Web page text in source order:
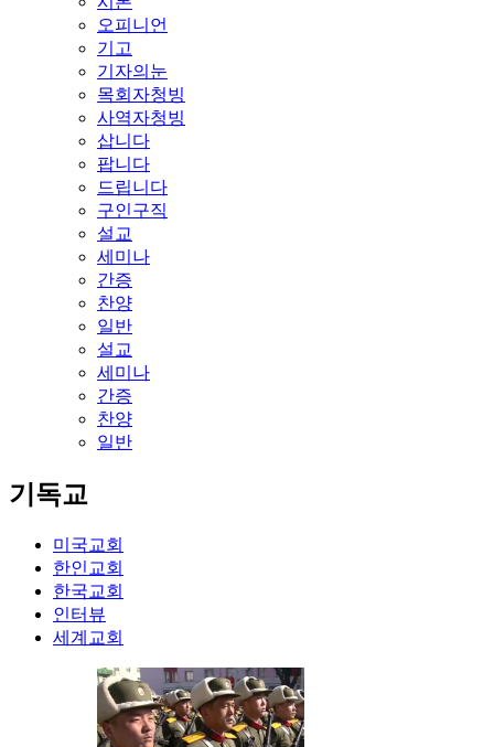
오피니언
기고
기자의눈
목회자청빙
사역자청빙
삽니다
팝니다
드립니다
구인구직
설교
세미나
간증
찬양
일반
설교
세미나
간증
찬양
일반
기독교
미국교회
한인교회
한국교회
인터뷰
세계교회